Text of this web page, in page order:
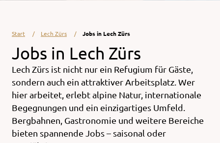
Start Lech Zürs Jobs in Lech Zürs
Jobs in Lech Zürs
Lech Zürs ist nicht nur ein Refugium für Gäste,
sondern auch ein attraktiver Arbeitsplatz. Wer
hier arbeitet, erlebt alpine Natur, internationale
Begegnungen und ein einzigartiges Umfeld.
Bergbahnen, Gastronomie und weitere Bereiche
bieten spannende Jobs – saisonal oder